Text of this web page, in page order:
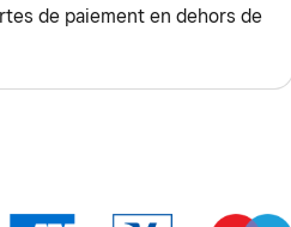
de paiement en dehors de